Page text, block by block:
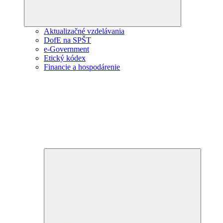
Aktualizačné vzdelávania
DofE na SPŠT
e-Government
Etický kódex
Financie a hospodárenie